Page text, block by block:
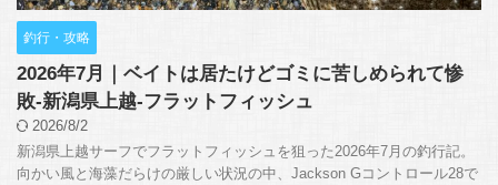
釣行・攻略
2026年7月｜ベイトは居たけどゴミに苦しめられて惨
敗-新潟県上越-フラットフィッシュ
2026/8/2
新潟県上越サーフでフラットフィッシュを狙った2026年7月の釣行記。
向かい風と海藻だらけの厳しい状況の中、Jackson Gコントロール28で